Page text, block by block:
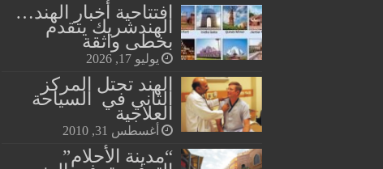
افتتاحية أخبار الهند…
الهندشريك يتقدم
بخطى واثقة
يوليو 17, 2026
الهند تحتل المركز
الثاني في السياحة
العلاجية
أغسطس 31, 2010
“مدينة الأحلام”